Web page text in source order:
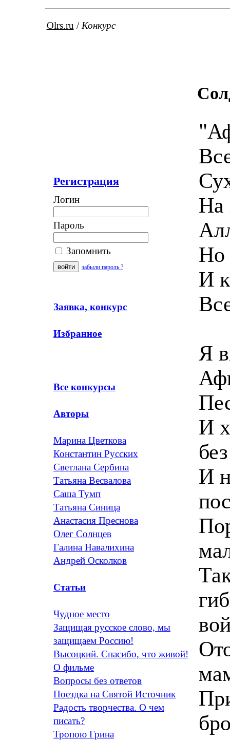
Olrs.ru / Конкурс
Регистрация
Логин
Пароль
Запомнить
забыли пароль ?
Заявка, конкурс
Избранное
Все конкурсы
Авторы
Марина Цветкова
Константин Русских
Светлана Сербина
Татьяна Весвалова
Саша Тумп
Татьяна Синица
Анастасия Преснова
Олег Солнцев
Галина Навалихина
Андрей Осколков
Статьи
Чудное место
Защищая русское слово, мы
защищаем Россию!
Высоцкий. Спасибо, что живой!
О фильме
Вопросы без ответов
Поездка на Святой Источник
Радость творчества. О чем
писать?
Тропою Грина
На
Но
И
Я
И
И